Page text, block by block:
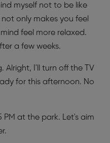
myself not to be like
only makes you feel
feel more relaxed.
a few weeks.
Alright, I'll turn off the TV
for this afternoon. No
PM at the park. Let's aim